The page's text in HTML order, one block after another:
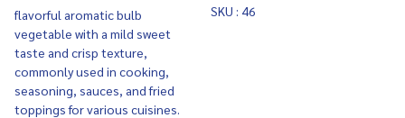
flavorful aromatic bulb
vegetable with a mild sweet
taste and crisp texture,
commonly used in cooking,
seasoning, sauces, and fried
toppings for various cuisines.
SKU : 46